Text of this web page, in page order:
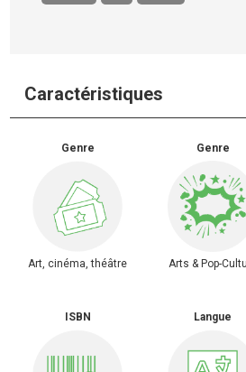
Caractéristiques
Genre
Art, cinéma, théâtre
Genre
Arts & Pop-
ISBN Langue